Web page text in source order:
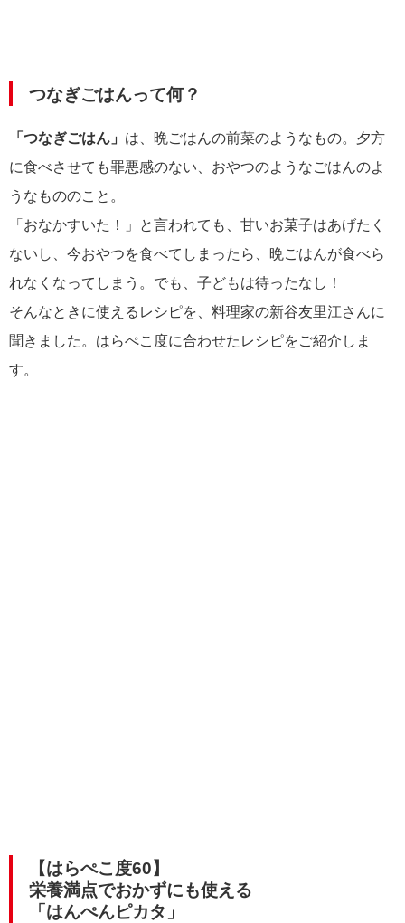
つなぎごはんって何？
「つなぎごはん」 は、晩ごはんの前菜のようなもの。夕方
に食べさせても罪悪感のない、おやつのようなごはんのよ
うなもののこと。
「おなかすいた！」と言われても、甘いお菓子はあげたく
ないし、今おやつを食べてしまったら、晩ごはんが食べら
れなくなってしまう。でも、子どもは待ったなし！
そんなときに使えるレシピを、料理家の新谷友里江さんに
聞きました。はらぺこ度に合わせたレシピをご紹介しま
す。
【はらぺこ度60】
栄養満点でおかずにも使える
「はんぺんピカタ」